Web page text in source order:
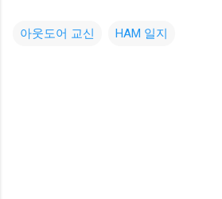
아웃도어 교신 HAM 일지